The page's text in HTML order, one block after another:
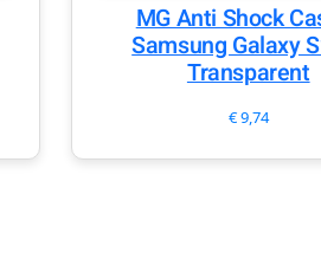
MG Anti Shock
Samsung Galaxy
Transparent
€9,74